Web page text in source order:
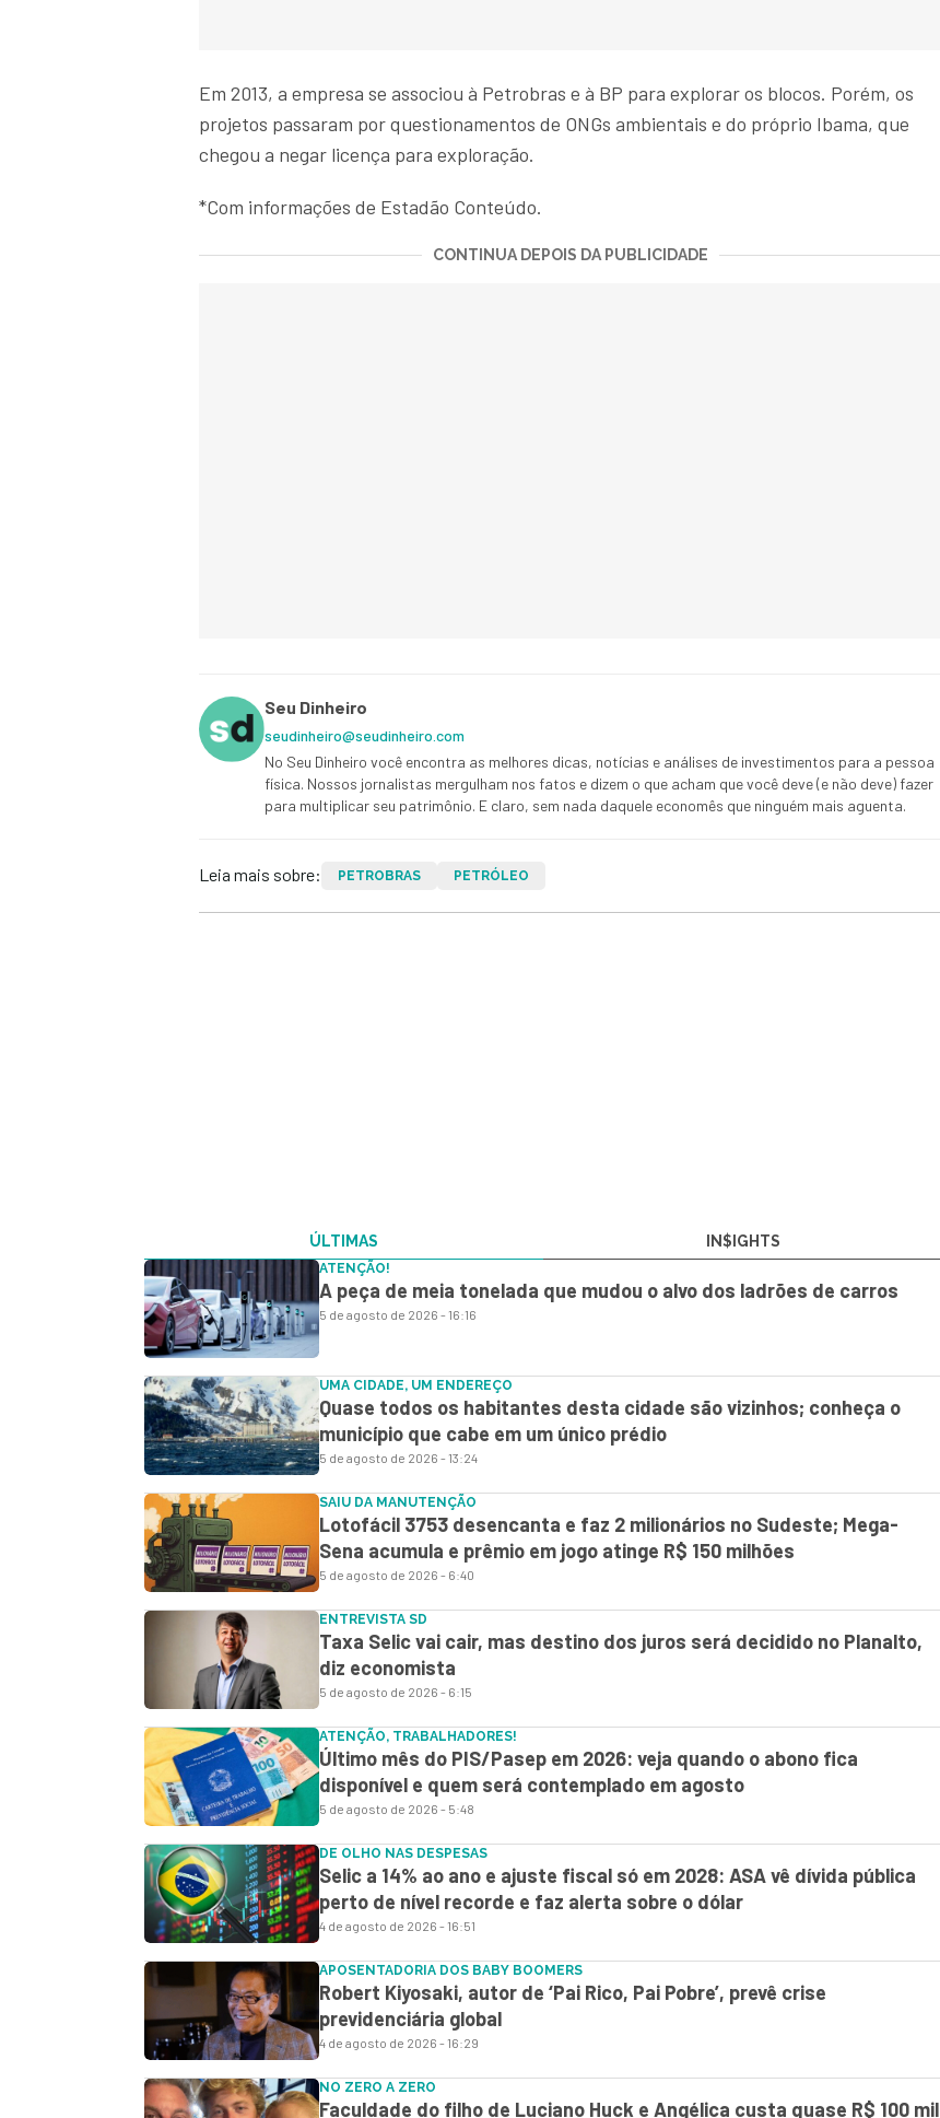
Em 2013, a empresa se associou à Petrobras e à BP para explorar os blocos. Porém, os
projetos passaram por questionamentos de ONGs ambientais e do próprio Ibama, que
chegou a negar licença para exploração.
*Com informações de Estadão Conteúdo.
CONTINUA DEPOIS DA PUBLICIDADE
Seu Dinheiro
seudinheiro@seudinheiro.com
No Seu Dinheiro você encontra as melhores dicas, notícias e análises de investimentos para a pessoa
física. Nossos jornalistas mergulham nos fatos e dizem o que acham que você deve (e não deve) fazer
para multiplicar seu patrimônio. E claro, sem nada daquele economês que ninguém mais aguenta.
Leia mais sobre: PETROBRAS PETRÓLEO
ÚLTIMAS IN$IGHTS
ATENÇÃO!
A peça de meia tonelada que mudou o alvo dos ladrões de carros
5 de agosto de 2026 - 16:16
UMA CIDADE, UM ENDEREÇO
Quase todos os habitantes desta cidade são vizinhos; conheça o
município que cabe em um único prédio
5 de agosto de 2026 - 13:24
SAIU DA MANUTENÇÃO
Lotofácil 3753 desencanta e faz 2 milionários no Sudeste; Mega-
Sena acumula e prêmio em jogo atinge R$ 150 milhões
5 de agosto de 2026 - 6:40
ENTREVISTA SD
Taxa Selic vai cair, mas destino dos juros será decidido no Planalto,
diz economista
5 de agosto de 2026 - 6:15
ATENÇÃO, TRABALHADORES!
Último mês do PIS/Pasep em 2026: veja quando o abono fica
disponível e quem será contemplado em agosto
5 de agosto de 2026 - 5:48
DE OLHO NAS DESPESAS
Selic a 14% ao ano e ajuste fiscal só em 2028: ASA vê dívida pública
perto de nível recorde e faz alerta sobre o dólar
4 de agosto de 2026 - 16:51
APOSENTADORIA DOS BABY BOOMERS
Robert Kiyosaki, autor de ‘Pai Rico, Pai Pobre’, prevê crise
previdenciária global
4 de agosto de 2026 - 16:29
NO ZERO A ZERO
Faculdade do filho de Luciano Huck e Angélica custa quase R$ 100 mil